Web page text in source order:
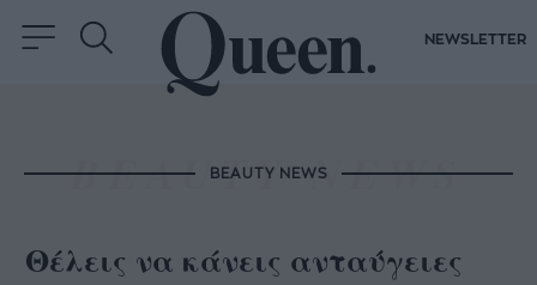
NEWSLETTER
BEAUTY NEWS
Θέλεις να κάνεις ανταύγειες